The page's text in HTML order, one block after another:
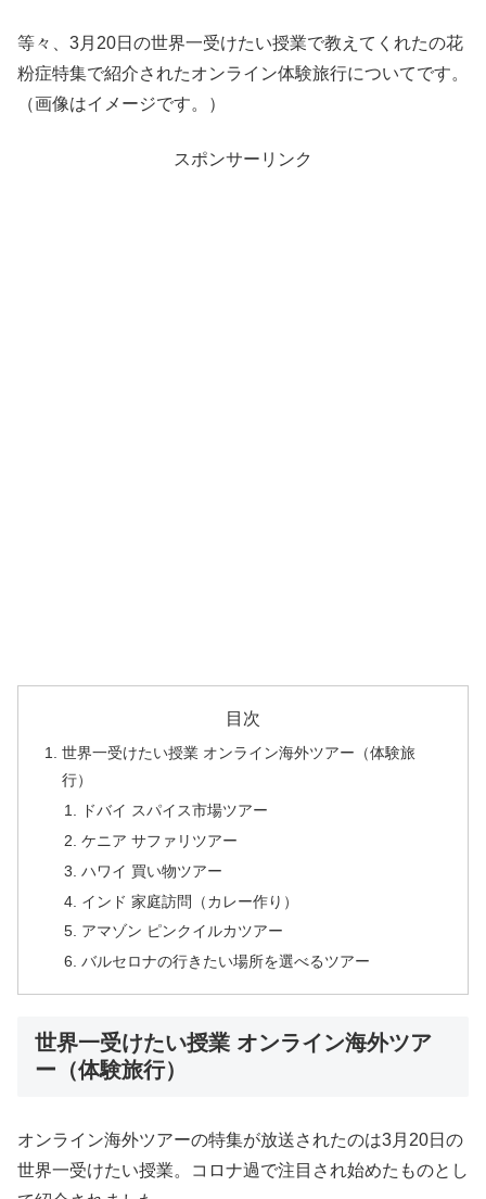
等々、3月20日の世界一受けたい授業で教えてくれたの花
粉症特集で紹介されたオンライン体験旅行についてです。
（画像はイメージです。）
スポンサーリンク
目次
世界一受けたい授業 オンライン海外ツアー（体験旅
行）
ドバイ スパイス市場ツアー
ケニア サファリツアー
ハワイ 買い物ツアー
インド 家庭訪問（カレー作り）
アマゾン ピンクイルカツアー
バルセロナの行きたい場所を選べるツアー
世界一受けたい授業 オンライン海外ツア
ー（体験旅行）
オンライン海外ツアーの特集が放送されたのは3月20日の
世界一受けたい授業。コロナ過で注目され始めたものとし